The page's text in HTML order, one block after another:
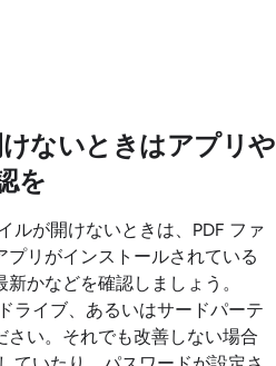
ないときはアプリや
を
ルが開けないときは、PDF ファ
リがインストールされている
かなどを確認しましょう。
ライブ、あるいはサードパーテ
さい。それでも改善しない場合